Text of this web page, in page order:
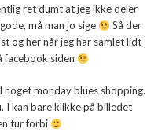
ret dumt at jeg ikke deler
må man jo sige
Så der
og her når jeg har samlet lidt
facebook siden
noget monday blues shopping.
I kan bare klikke på billedet
tur forbi